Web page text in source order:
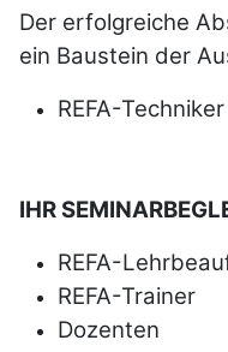
Der erfolgreiche
ein Baustein der
REFA-
IHR
REFA-
REFA-Trainer
Dozenten